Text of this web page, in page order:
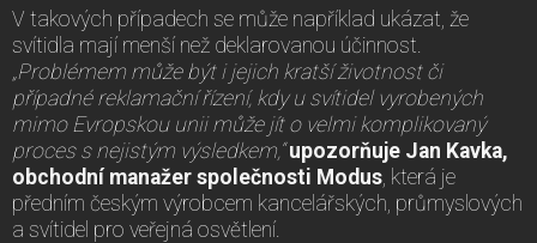
V takových případech se může například ukázat, že
svítidla mají menší než deklarovanou účinnost.
„Problémem může být i jejich kratší životnost či
případné reklamační řízení, kdy u svítidel vyrobených
mimo Evropskou unii může jít o velmi komplikovaný
proces s nejistým výsledkem,“ upozorňuje Jan Kavka,
obchodní manažer společnosti Modus , která je
předním českým výrobcem kancelářských, průmyslových
a svítidel pro veřejná osvětlení.